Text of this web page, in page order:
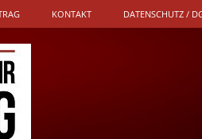
KONTAKT DATENSCHUTZ /